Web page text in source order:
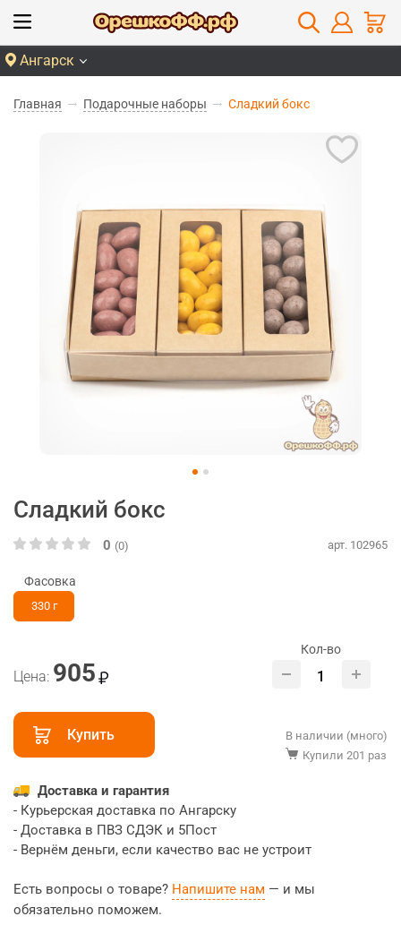
Ангарск
Главная Подарочные наборы Сладкий бокс
Сладкий бокс
0 (0) арт. 102965
Фасовка
330 г
Цена: 905
Кол-во
Купить
В наличии (много)
Купили 201 раз
Доставка и гарантия
- Курьерская доставка по Ангарску
- Доставка в ПВЗ СДЭК и 5Пост
- Вернём деньги, если качество вас не устроит
Есть вопросы о товаре? Напишите нам — и мы
обязательно поможем.